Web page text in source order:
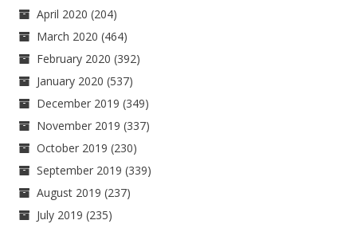
April 2020 (204)
March 2020 (464)
February 2020 (392)
January 2020 (537)
December 2019 (349)
November 2019 (337)
October 2019 (230)
September 2019 (339)
August 2019 (237)
July 2019 (235)